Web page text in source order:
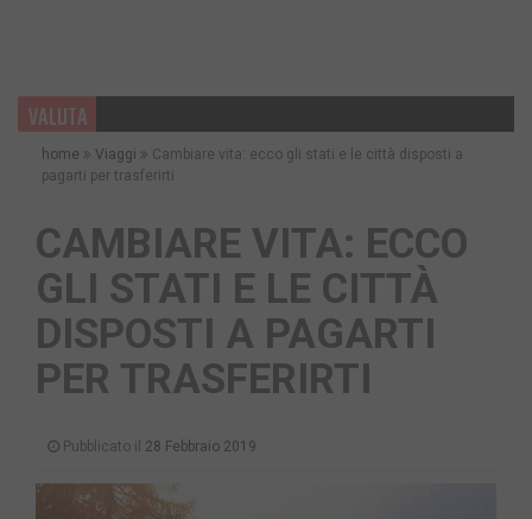
VALUTA
home Viaggi
Cambiare vita: ecco gli stati e le città disposti a
pagarti per trasferirti
CAMBIARE VITA: ECCO
GLI STATI E LE CITTÀ
DISPOSTI A PAGARTI
PER TRASFERIRTI
Pubblicato il 28 Febbraio 2019